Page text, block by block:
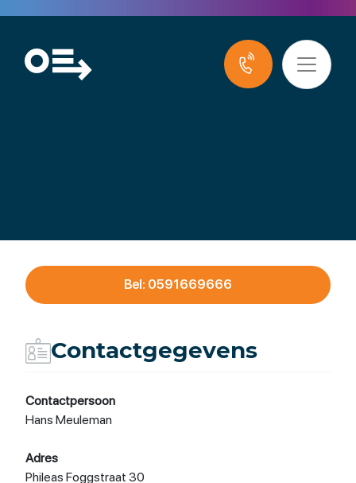
Emmen
Bel: 0591669666
Contactgegevens
Contactpersoon
Hans Meuleman
Adres
Phileas Foggstraat 30